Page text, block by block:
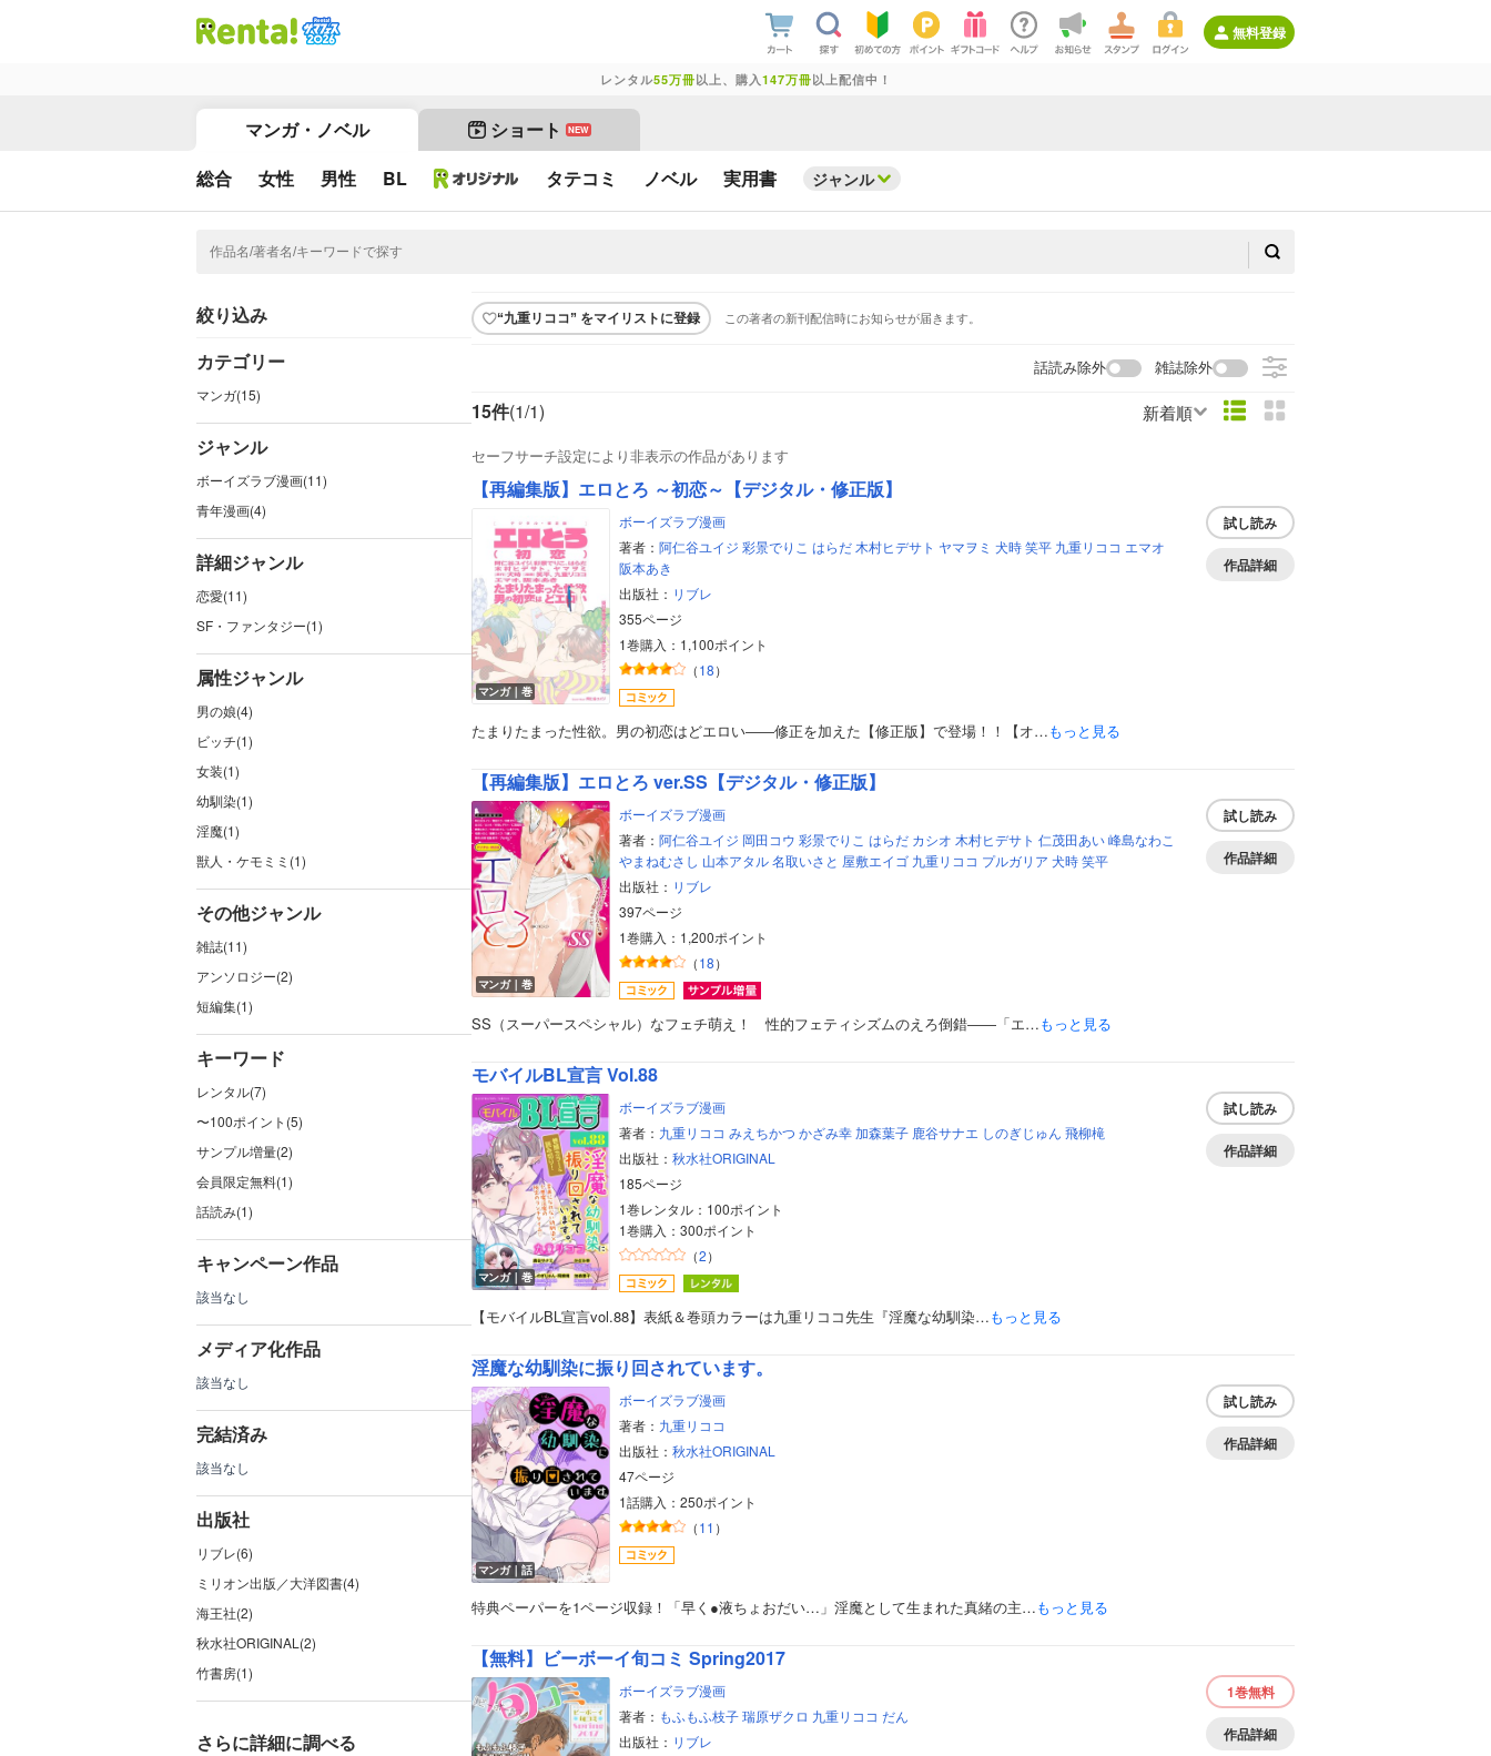
無料登録
レンタル55万冊以上、購入 147万冊以上配信中！
マンガ・ノベル ショート NEW
総合 女性 男性 BL タテコミ ノベル 実用書 ジャンル
絞り込み
カテゴリー
マンガ(15)
ジャンル
ボーイズラブ漫画(11)
青年漫画(4)
詳細ジャンル
恋愛(11)
SF・ファンタジー(1)
属性ジャンル
男の娘(4)
ビッチ(1)
女装(1)
幼馴染(1)
淫魔(1)
獣人・ケモミミ(1)
その他ジャンル
雑誌(11)
アンソロジー(2)
短編集(1)
キーワード
レンタル(7)
〜100ポイント(5)
サンプル増量(2)
会員限定無料(1)
話読み(1)
キャンペーン作品
該当なし
メディア化作品
該当なし
完結済み
該当なし
出版社
リブレ(6)
ミリオン出版／大洋図書(4)
海王社(2)
秋水社ORIGINAL(2)
竹書房(1)
さらに詳細に調べる
“九重リココ” をマイリストに登録 この著者の新刊配信時にお知らせが届きます。
話読み除外 雑誌除外
15件(1/1) 新着順
セーフサーチ設定により非表示の作品があります
【再編集版】エロとろ ～初恋～【デジタル・修正版】
マンガ｜巻
ボーイズラブ漫画
著者： 阿仁谷ユイジ 彩景でりこ はらだ 木村ヒデサト ヤマヲミ 犬時 笑平 九重リココ エマオ
阪本あき
出版社： リブレ
355ページ
1巻購入：1,100ポイント
（18）
試し読み
作品詳細
たまりたまった性欲。男の初恋はどエロい――修正を加えた【修正版】で登場！！【オ…もっと見る
【再編集版】エロとろ ver.SS【デジタル・修正版】
マンガ｜巻
ボーイズラブ漫画
著者： 阿仁谷ユイジ 岡田コウ 彩景でりこ はらだ カシオ 木村ヒデサト 仁茂田あい 峰島なわこ
やまねむさし 山本アタル 名取いさと 屋敷エイゴ 九重リココ プルガリア 犬時 笑平
出版社： リブレ
397ページ
1巻購入：1,200ポイント
（18）
試し読み
作品詳細
SS（スーパースペシャル）なフェチ萌え！ 性的フェティシズムのえろ倒錯――「エ…もっと見る
モバイルBL宣言 Vol.88
マンガ｜巻
ボーイズラブ漫画
著者： 九重リココ みえちかつ かざみ幸 加森葉子 鹿谷サナエ しのぎじゅん 飛柳槞
出版社： 秋水社ORIGINAL
185ページ
1巻レンタル：100ポイント
1巻購入：300ポイント
（2）
試し読み
作品詳細
【モバイルBL宣言vol.88】表紙＆巻頭カラーは九重リココ先生『淫魔な幼馴染…もっと見る
淫魔な幼馴染に振り回されています。
マンガ｜話
ボーイズラブ漫画
著者： 九重リココ
出版社： 秋水社ORIGINAL
47ページ
1話購入：250ポイント
（11 ）
試し読み
作品詳細
特典ペーパーを1ページ収録！「早く●液ちょおだい…」淫魔として生まれた真緒の主…もっと見る
【無料】ビーボーイ旬コミ Spring2017
ボーイズラブ漫画
著者： もふもふ枝子 瑞原ザクロ 九重リココ だん
出版社： リブレ
1巻無料
作品詳細